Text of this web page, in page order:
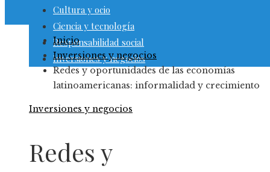
Cultura y ocio
Ciencia y tecnología
Responsabilidad social
Inversiones y negocios
Inicio
Inversiones y negocios
Redes y oportunidades de las economías
latinoamericanas: informalidad y crecimiento
Inversiones y negocios
Redes y